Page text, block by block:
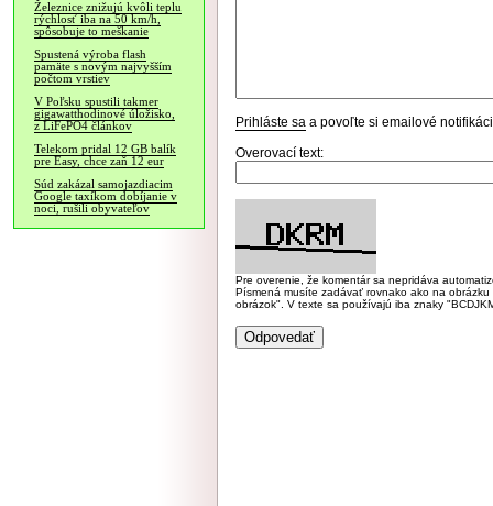
Železnice znižujú kvôli teplu
rýchlosť iba na 50 km/h,
spôsobuje to meškanie
Spustená výroba flash
pamäte s novým najvyšším
počtom vrstiev
V Poľsku spustili takmer
gigawatthodinové úložisko,
z LiFePO4 článkov
Telekom pridal 12 GB balík
pre Easy, chce zaň 12 eur
Súd zakázal samojazdiacim
Google taxíkom dobíjanie v
noci, rušili obyvateľov
Prihláste sa a povoľte si emailové
Overovací text:
Pre overenie, že komentár sa nepridáva
Písmená musíte zadávať rovnako ako na
obrázok". V texte sa používajú iba znaky